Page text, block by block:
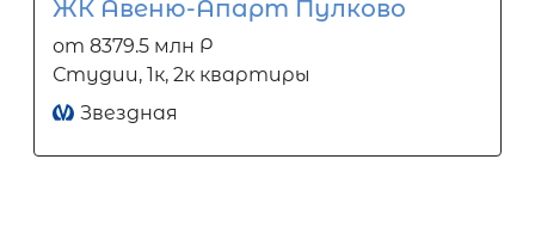
ЖК Авеню-Апарт Пулково
от 8379.5 млн Р
Студии, 1к, 2к квартиры
Звездная